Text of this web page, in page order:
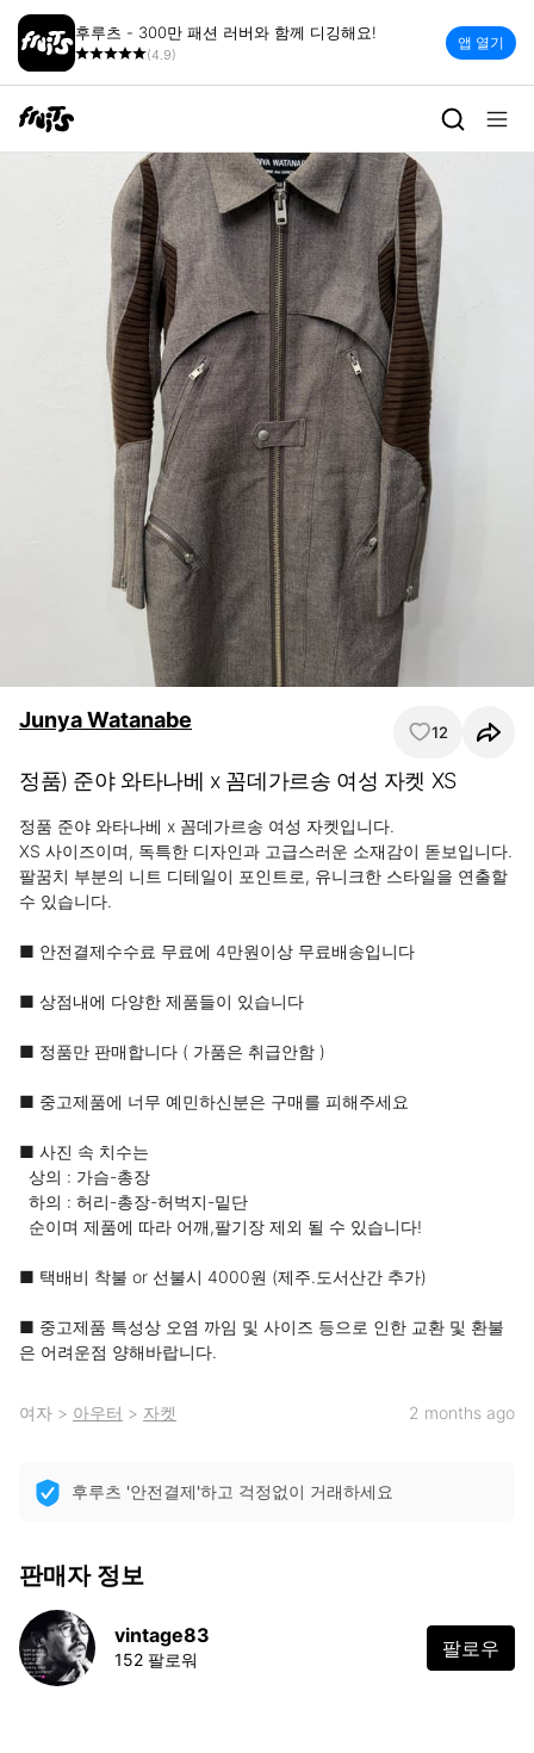
후루츠 - 300만 패션 러버와 함께 디깅해요!
(4.9)
앱 열기
Junya Watanabe 12
정품) 준야 와타나베 x 꼼데가르송 여성 자켓 XS
정품 준야 와타나베 x 꼼데가르송 여성 자켓입니다.
XS 사이즈이며, 독특한 디자인과 고급스러운 소재감이 돋보입니다.
팔꿈치 부분의 니트 디테일이 포인트로, 유니크한 스타일을 연출할
수 있습니다.
■ 안전결제수수료 무료에 4만원이상 무료배송입니다
■ 상점내에 다양한 제품들이 있습니다
■ 정품만 판매합니다 ( 가품은 취급안함 )
■ 중고제품에 너무 예민하신분은 구매를 피해주세요
■ 사진 속 치수는
■ 택배비 착불 or 선불시 4000원 (제주.도서산간 추가)
■ 중고제품 특성상 오염 까임 및 사이즈 등으로 인한 교환 및 환불
은 어려운점 양해바랍니다.
여자 > 아우터 > 자켓 2 months ago
후루츠 '안전결제'하고 걱정없이 거래하세요
판매자 정보
vintage83
152 팔로워 팔로우